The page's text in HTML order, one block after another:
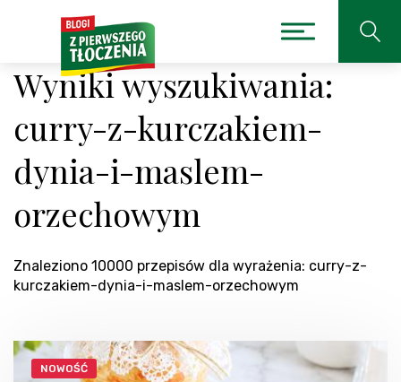
Wyniki wyszukiwania:
curry-z-kurczakiem-
dynia-i-maslem-
orzechowym
Znaleziono 10000 przepisów dla wyrażenia: curry-z-
kurczakiem-dynia-i-maslem-orzechowym
NOWOŚĆ